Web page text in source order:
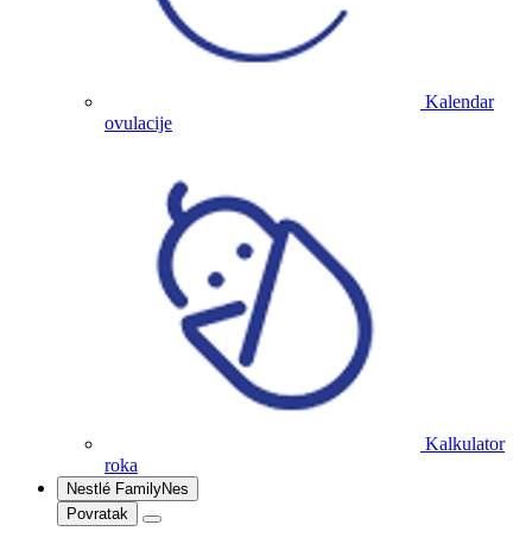
Kalendar
ovulacije
Kalkulator
roka
Nestlé FamilyNes
Povratak